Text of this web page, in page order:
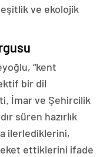
ve ekolojik
“kent
bir dil
İmar ve Şehircilik
süren hazırlık
ilerlediklerini,
ettiklerini ifade